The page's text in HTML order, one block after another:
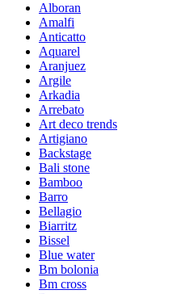
Alboran
Amalfi
Anticatto
Aquarel
Aranjuez
Argile
Arkadia
Arrebato
Art deco trends
Artigiano
Backstage
Bali stone
Bamboo
Barro
Bellagio
Biarritz
Bissel
Blue water
Bm bolonia
Bm cross